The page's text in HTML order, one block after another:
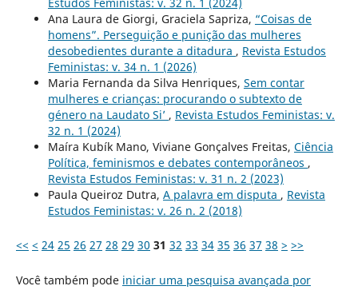
Estudos Feministas: v. 32 n. 1 (2024)
Ana Laura de Giorgi, Graciela Sapriza, “Coisas de
homens”. Perseguição e punição das mulheres
desobedientes durante a ditadura , Revista Estudos
Feministas: v. 34 n. 1 (2026)
Maria Fernanda da Silva Henriques, Sem contar
mulheres e crianças: procurando o subtexto de
género na Laudato Si’ , Revista Estudos Feministas: v.
32 n. 1 (2024)
Maíra Kubík Mano, Viviane Gonçalves Freitas, Ciência
Política, feminismos e debates contemporâneos ,
Revista Estudos Feministas: v. 31 n. 2 (2023)
Paula Queiroz Dutra, A palavra em disputa , Revista
Estudos Feministas: v. 26 n. 2 (2018)
<< < 24 25 26 27 28 29 30 31 32 33 34 35 36 37 38 > >>
Você também pode iniciar uma pesquisa avançada por